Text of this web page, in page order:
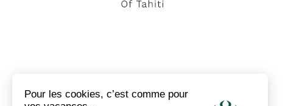
Douche séparée Coffre